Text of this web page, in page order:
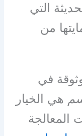
التي
من
في
هي الخيار
المعالجة